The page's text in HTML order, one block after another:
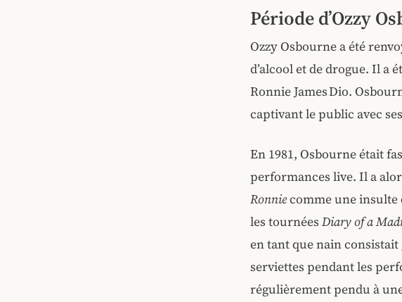
Période d’Ozzy
Ozzy Osbourne a été
d’alcool et de drogue. Il a
Ronnie James Dio.
captivant le public avec
En 1981, Osbourne était
performances live. Il a
Ronniecomme une insulte
les tournées Diary of a
en tant que nain consistait
serviettes pendant les
régulièrement pendu à